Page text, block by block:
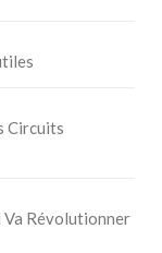
Circuits
Révolutionner